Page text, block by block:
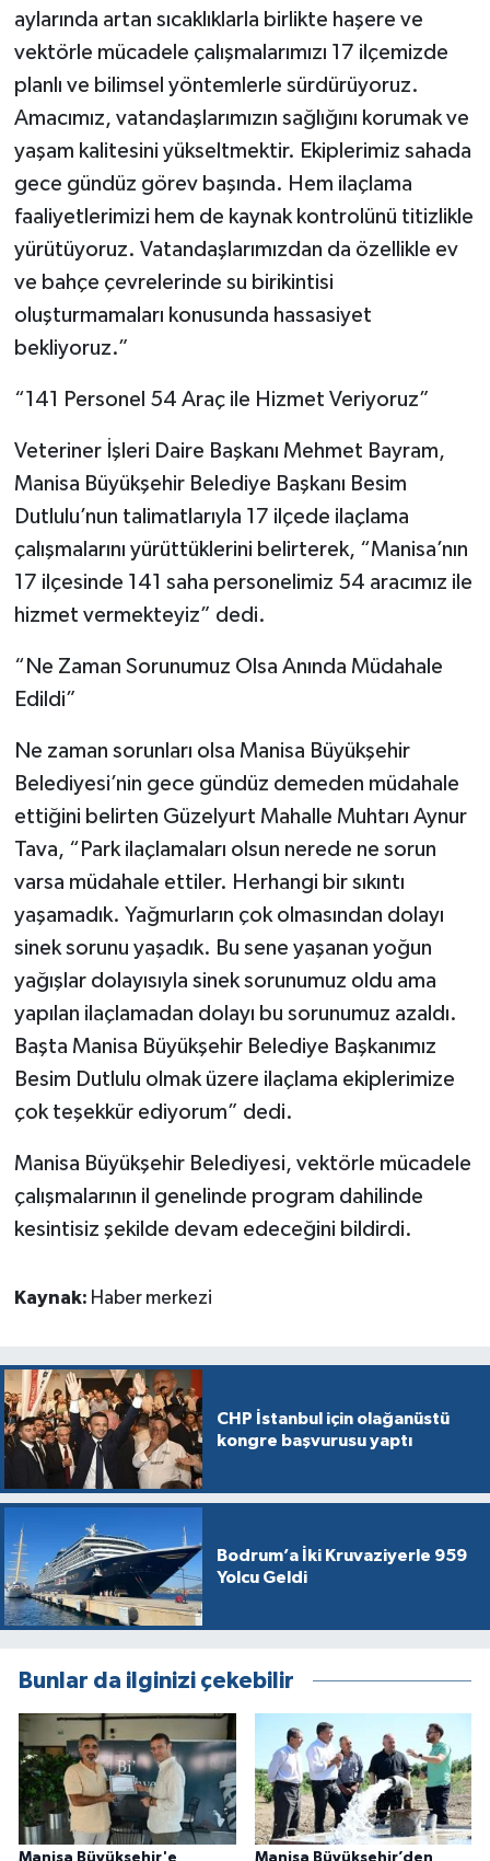
aylarında artan sıcaklıklarla birlikte haşere ve
vektörle mücadele çalışmalarımızı 17 ilçemizde
planlı ve bilimsel yöntemlerle sürdürüyoruz.
Amacımız, vatandaşlarımızın sağlığını korumak ve
yaşam kalitesini yükseltmektir. Ekiplerimiz sahada
gece gündüz görev başında. Hem ilaçlama
faaliyetlerimizi hem de kaynak kontrolünü titizlikle
yürütüyoruz. Vatandaşlarımızdan da özellikle ev
ve bahçe çevrelerinde su birikintisi
oluşturmamaları konusunda hassasiyet
bekliyoruz.”
“141 Personel 54 Araç ile Hizmet Veriyoruz”
Veteriner İşleri Daire Başkanı Mehmet Bayram,
Manisa Büyükşehir Belediye Başkanı Besim
Dutlulu’nun talimatlarıyla 17 ilçede ilaçlama
çalışmalarını yürüttüklerini belirterek, “Manisa’nın
17 ilçesinde 141 saha personelimiz 54 aracımız ile
hizmet vermekteyiz” dedi.
“Ne Zaman Sorunumuz Olsa Anında Müdahale
Edildi”
Ne zaman sorunları olsa Manisa Büyükşehir
Belediyesi’nin gece gündüz demeden müdahale
ettiğini belirten Güzelyurt Mahalle Muhtarı Aynur
Tava, “Park ilaçlamaları olsun nerede ne sorun
varsa müdahale ettiler. Herhangi bir sıkıntı
yaşamadık. Yağmurların çok olmasından dolayı
sinek sorunu yaşadık. Bu sene yaşanan yoğun
yağışlar dolayısıyla sinek sorunumuz oldu ama
yapılan ilaçlamadan dolayı bu sorunumuz azaldı.
Başta Manisa Büyükşehir Belediye Başkanımız
Besim Dutlulu olmak üzere ilaçlama ekiplerimize
çok teşekkür ediyorum” dedi.
Manisa Büyükşehir Belediyesi, vektörle mücadele
çalışmalarının il genelinde program dahilinde
kesintisiz şekilde devam edeceğini bildirdi.
Kaynak: Haber merkezi
CHP İstanbul için olağanüstü
kongre başvurusu yaptı
Bodrum’a İki Kruvaziyerle 959
Yolcu Geldi
Bunlar da ilginizi çekebilir
Manisa Büyükşehir'e Manisa Büyükşehir’den